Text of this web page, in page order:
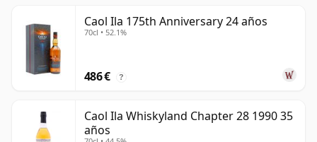
Caol Ila 175th Anniversary 24 años
70cl • 52.1%
486 € ?
Caol Ila Whiskyland Chapter 28 1990 35
años